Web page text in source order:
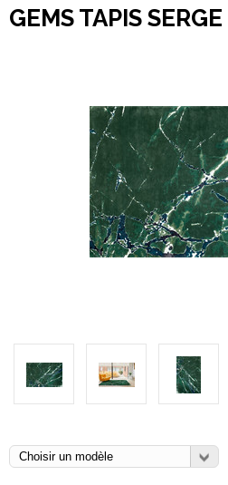
GEMS TAPIS